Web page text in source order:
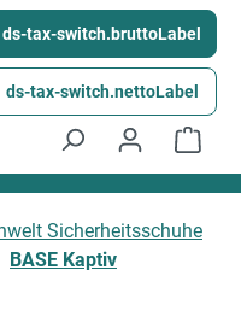
ds-tax-switch.bruttoLabel
ds-tax-switch.nettoLabel
Sicherheitsschuhe
BASE Kaptiv